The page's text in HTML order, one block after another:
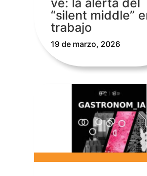
ve: la alerta del
“silent middle”
trabajo
19 de marzo, 2026